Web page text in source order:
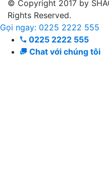
© Copyright 2017 by
Rights Reserved.
Gọi ngay: 0225 2222 555
0225 2222 555
Chat với chúng tôi